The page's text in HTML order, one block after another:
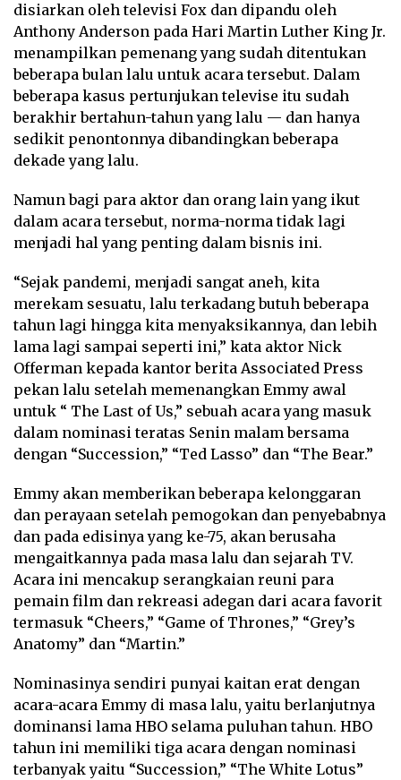
disiarkan oleh televisi Fox dan dipandu oleh
Anthony Anderson pada Hari Martin Luther King Jr.
menampilkan pemenang yang sudah ditentukan
beberapa bulan lalu untuk acara tersebut. Dalam
beberapa kasus pertunjukan televise itu sudah
berakhir bertahun-tahun yang lalu — dan hanya
sedikit penontonnya dibandingkan beberapa
dekade yang lalu.
Namun bagi para aktor dan orang lain yang ikut
dalam acara tersebut, norma-norma tidak lagi
menjadi hal yang penting dalam bisnis ini.
“Sejak pandemi, menjadi sangat aneh, kita
merekam sesuatu, lalu terkadang butuh beberapa
tahun lagi hingga kita menyaksikannya, dan lebih
lama lagi sampai seperti ini,” kata aktor Nick
Offerman kepada kantor berita Associated Press
pekan lalu setelah memenangkan Emmy awal
untuk “ The Last of Us,” sebuah acara yang masuk
dalam nominasi teratas Senin malam bersama
dengan “Succession,” “Ted Lasso” dan “The Bear.”
Emmy akan memberikan beberapa kelonggaran
dan perayaan setelah pemogokan dan penyebabnya
dan pada edisinya yang ke-75, akan berusaha
mengaitkannya pada masa lalu dan sejarah TV.
Acara ini mencakup serangkaian reuni para
pemain film dan rekreasi adegan dari acara favorit
termasuk “Cheers,” “Game of Thrones,” “Grey’s
Anatomy” dan “Martin.”
Nominasinya sendiri punyai kaitan erat dengan
acara-acara Emmy di masa lalu, yaitu berlanjutnya
dominansi lama HBO selama puluhan tahun. HBO
tahun ini memiliki tiga acara dengan nominasi
terbanyak yaitu “Succession,” “The White Lotus”